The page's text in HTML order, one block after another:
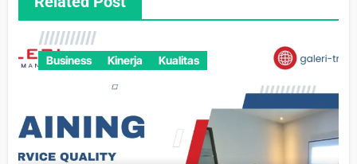
Business Kinerja Kualitas